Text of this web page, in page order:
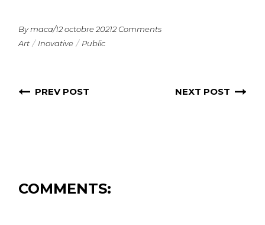
By maca/12 octobre 20212 Comments
Art
Inovative Public
PREV POST NEXT POST
COMMENTS: